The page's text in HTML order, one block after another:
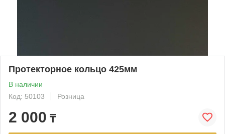
Протекторное кольцо 425мм
В наличии
Код: 50103
Розница
2 000 ₸